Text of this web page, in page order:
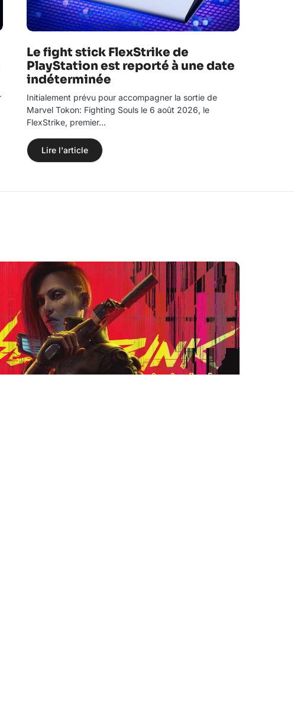
Le fight stick FlexStrike de
PlayStation est reporté à une date
indéterminée
Initialement prévu pour accompagner la sortie de
Marvel Tokon: Fighting Souls le 6 août 2026, le
FlexStrike, premier…
Lire l'article